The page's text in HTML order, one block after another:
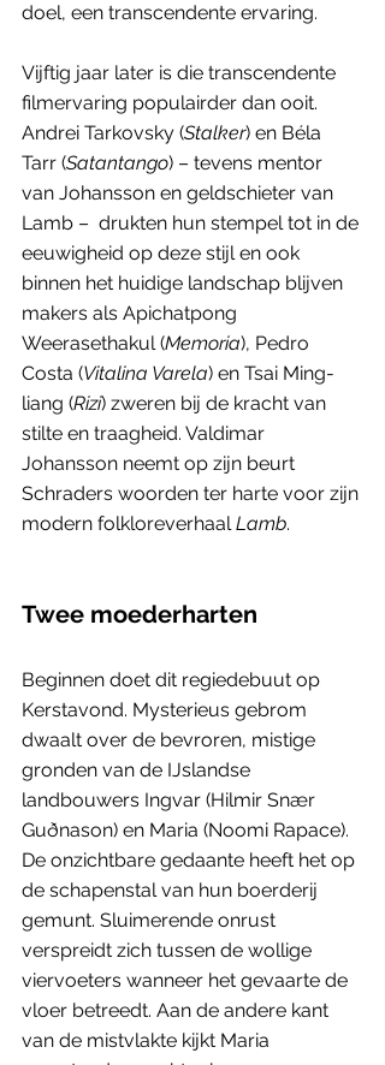
doel, een transcendente ervaring.
Vijftig jaar later is die transcendente
filmervaring populairder dan ooit.
Andrei Tarkovsky (Stalker) en Béla
Tarr (Satantango) – tevens mentor
van Johansson en geldschieter van
Lamb –  drukten hun stempel tot in de
eeuwigheid op deze stijl en ook
binnen het huidige landschap blijven
makers als Apichatpong
Weerasethakul (Memoria), Pedro
Costa (Vitalina Varela) en Tsai Ming-
liang (Rizi) zweren bij de kracht van
stilte en traagheid. Valdimar
Johansson neemt op zijn beurt
Schraders woorden ter harte voor zijn
modern folkloreverhaal Lamb.
Twee moederharten
Beginnen doet dit regiedebuut op
Kerstavond. Mysterieus gebrom
dwaalt over de bevroren, mistige
gronden van de IJslandse
landbouwers Ingvar (Hilmir Snær
Guðnason) en Maria (Noomi Rapace).
De onzichtbare gedaante heeft het op
de schapenstal van hun boerderij
gemunt. Sluimerende onrust
verspreidt zich tussen de wollige
viervoeters wanneer het gevaarte de
vloer betreedt. Aan de andere kant
van de mistvlakte kijkt Maria